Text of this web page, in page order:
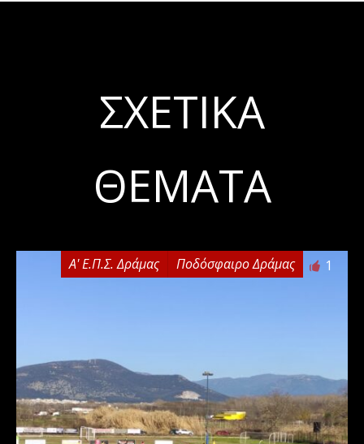
ΣΧΕΤΙΚΆ
ΘΈΜΑΤΑ
Α' Ε.Π.Σ. Δράμας Ποδόσφαιρο Δράμας 1